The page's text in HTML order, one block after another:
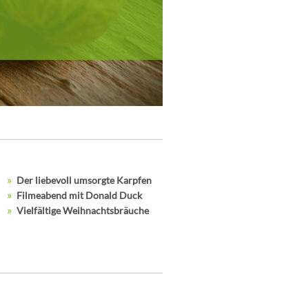
Der liebevoll umsorgte Karpfen
Filmeabend mit Donald Duck
Vielfältige Weihnachtsbräuche